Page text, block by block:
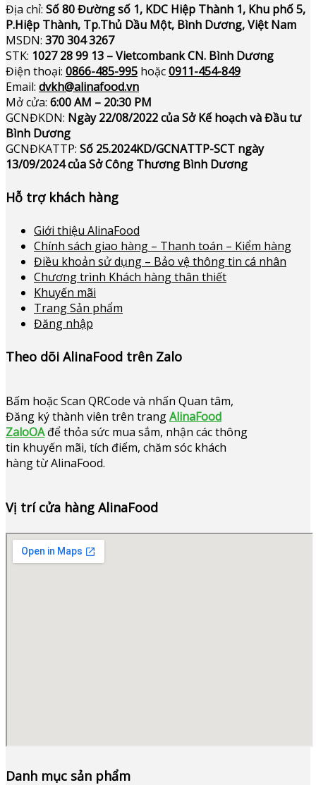
Địa chỉ: Số 80 Đường số 1, KDC Hiệp Thành 1, Khu phố 5,
P.Hiệp Thành, Tp.Thủ Dầu Một, Bình Dương, Việt Nam
MSDN: 370 304 3267
STK: 1027 28 99 13 – Vietcombank CN. Bình Dương
Điện thoại: 0866-485-995 hoặc0911-454-849
Email: dvkh@alinafood.vn
Mở cửa: 6:00 AM – 20:30 PM
GCNĐKDN: Ngày 22/08/2022 của Sở Kế hoạch và Đầu tư
Bình Dương
GCNĐKATTP: Số 25.2024KD/GCNATTP-SCT ngày
13/09/2024 của Sở Công Thương Bình Dương
Hỗ trợ khách hàng
Giới thiệu AlinaFood
Chính sách giao hàng – Thanh toán – Kiểm hàng
Điều khoản sử dụng – Bảo vệ thông tin cá nhân
Chương trình Khách hàng thân thiết
Khuyến mãi
Trang Sản phẩm
Đăng nhập
Theo dõi AlinaFood trên Zalo
Bấm hoặcScan QRCode và nhấn Quan tâm,
Đăng ký thành viên trên trangAlinaFood
ZaloOAđể thỏa sức mua sắm, nhận các thông
tin khuyến mãi, tích điểm, chăm sóc khách
hàng từ AlinaFood.
Vị trí cửa hàng AlinaFood
Danh mục sản phẩm